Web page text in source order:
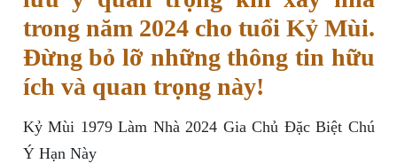
trong năm 2024 cho tuổi Kỷ Mùi.
Đừng bỏ lỡ những thông tin hữu
ích và quan trọng này!
Kỷ Mùi 1979 Làm Nhà 2024 Gia Chủ Đặc Biệt Chú
Ý Hạn Này